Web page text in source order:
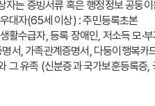
는 증빙서류 혹은 행정정보 공동
대자(65세 이상) : 주민등록초본
활수급자, 등록 장애인, 저소득 모·
서, 가족관계증명서, 다둥이행복카
그 유족 (신분증과 국가보훈등록증